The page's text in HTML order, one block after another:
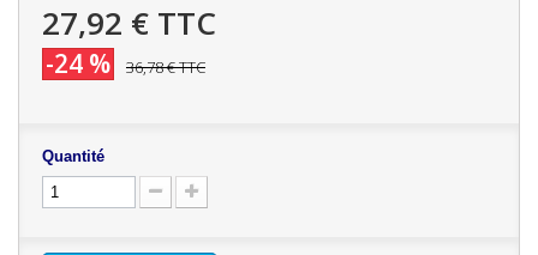
27,92 € TTC
-24 % 36,78 €TTC
Quantité